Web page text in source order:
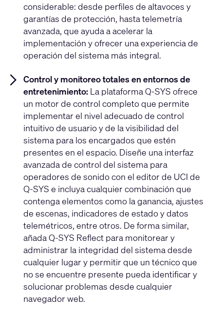
considerable: desde perfiles de altavoces y
garantías de protección, hasta telemetría
avanzada, que ayuda a acelerar la
implementación y ofrecer una experiencia de
operación del sistema más integral.
Control y monitoreo totales en entornos de
entretenimiento: La plataforma Q-SYS ofrece
un motor de control completo que permite
implementar el nivel adecuado de control
intuitivo de usuario y de la visibilidad del
sistema para los encargados que estén
presentes en el espacio. Diseñe una interfaz
avanzada de control del sistema para
operadores de sonido con el editor de UCI de
Q-SYS e incluya cualquier combinación que
contenga elementos como la ganancia, ajustes
de escenas, indicadores de estado y datos
telemétricos, entre otros. De forma similar,
añada Q-SYS Reflect para monitorear y
administrar la integridad del sistema desde
cualquier lugar y permitir que un técnico que
no se encuentre presente pueda identificar y
solucionar problemas desde cualquier
navegador web.